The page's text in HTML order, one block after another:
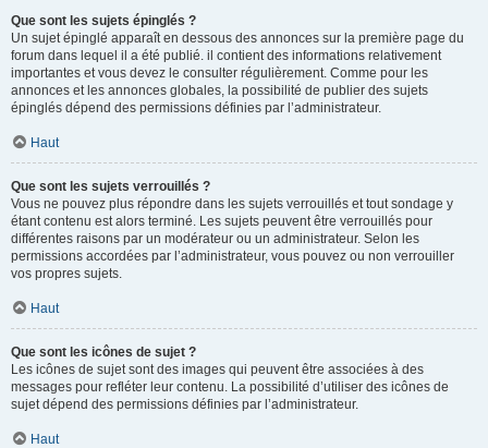
Que sont les sujets épinglés ?
Un sujet épinglé apparaît en dessous des annonces sur la première page du
forum dans lequel il a été publié. il contient des informations relativement
importantes et vous devez le consulter régulièrement. Comme pour les
annonces et les annonces globales, la possibilité de publier des sujets
épinglés dépend des permissions définies par l’administrateur.
Haut
Que sont les sujets verrouillés ?
Vous ne pouvez plus répondre dans les sujets verrouillés et tout sondage y
étant contenu est alors terminé. Les sujets peuvent être verrouillés pour
différentes raisons par un modérateur ou un administrateur. Selon les
permissions accordées par l’administrateur, vous pouvez ou non verrouiller
vos propres sujets.
Haut
Que sont les icônes de sujet ?
Les icônes de sujet sont des images qui peuvent être associées à des
messages pour refléter leur contenu. La possibilité d’utiliser des icônes de
sujet dépend des permissions définies par l’administrateur.
Haut